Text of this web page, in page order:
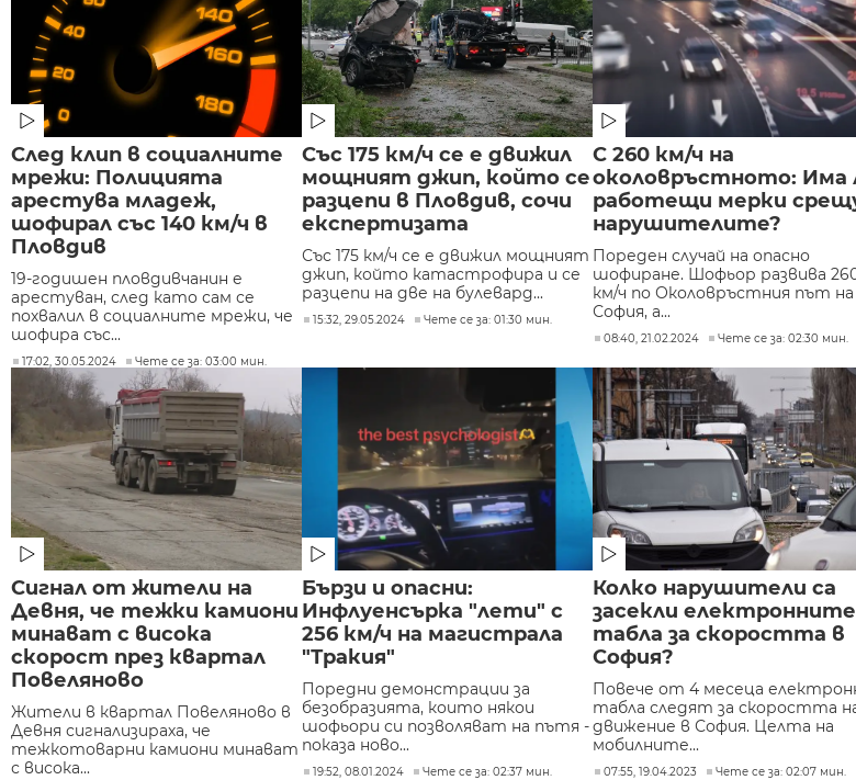
След клип в социалните
мрежи: Полицията
арестува младеж,
шофирал със 140 км/ч в
Пловдив
19-годишен пловдивчанин е
арестуван, след като сам се
похвалил в социалните мрежи, че
шофира със...
17:02, 30.05.2024 Чете се за: 03:00 мин.
Със 175 км/ч се е движил
мощният джип, който се
разцепи в Пловдив, сочи
експертизата
Със 175 км/ч се е движил мощният
джип, който катастрофира и се
разцепи на две на булевард...
15:32, 29.05.2024 Чете се за: 01:30 мин.
С 260 км/ч на
околовръстното: Има
работещи мерки
нарушителите?
Пореден случай на опасно
шофиране. Шофьор развива
км/ч по Околовръстния път на
София, а...
08:40, 21.02.2024 Чете се за: 02:30 мин.
Сигнал от жители на
Девня, че тежки камиони
минават с висока
скорост през квартал
Повеляново
Жители в квартал Повеляново в
Девня сигнализираха, че
тежкотоварни камиони минават
с висока...
Бързи и опасни:
Инфлуенсърка "лети" с
256 км/ч на магистрала
"Тракия"
Поредни демонстрации за
безобразията, които някои
шофьори си позволяват на пътя -
показа ново...
19:52, 08.01.2024 Чете се за: 02:37 мин.
Колко нарушители са
засекли електронните
табла за скоростта в
София?
Повече от 4 месеца
табла следят за скоростта
движение в София. Целта на
мобилните...
07:55, 19.04.2023 Чете се за: 02:07 мин.